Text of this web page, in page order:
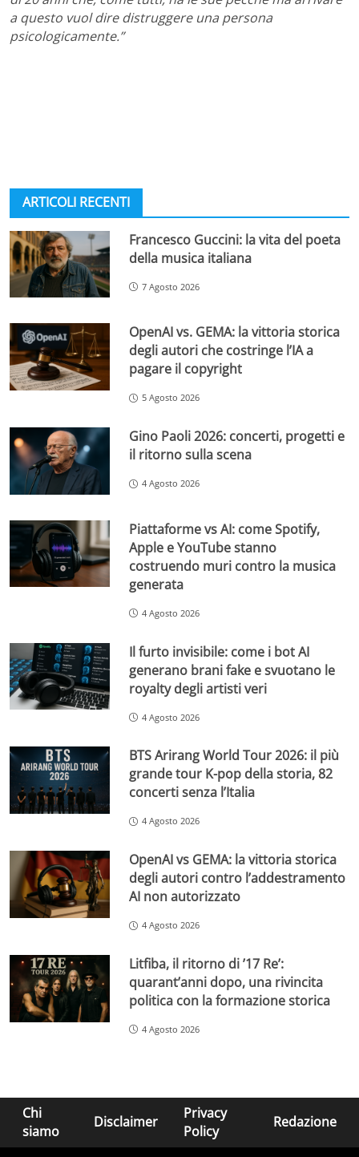
a questo vuol dire distruggere una persona
psicologicamente.”
ARTICOLI RECENTI
Francesco Guccini: la vita del poeta
della musica italiana
7 Agosto 2026
OpenAI vs. GEMA: la vittoria storica
degli autori che costringe l’IA a
pagare il copyright
5 Agosto 2026
Gino Paoli 2026: concerti, progetti e
il ritorno sulla scena
4 Agosto 2026
Piattaforme vs AI: come Spotify,
Apple e YouTube stanno
costruendo muri contro la musica
generata
4 Agosto 2026
Il furto invisibile: come i bot AI
generano brani fake e svuotano le
royalty degli artisti veri
4 Agosto 2026
BTS Arirang World Tour 2026: il più
grande tour K-pop della storia, 82
concerti senza l’Italia
4 Agosto 2026
OpenAI vs GEMA: la vittoria storica
degli autori contro l’addestramento
AI non autorizzato
4 Agosto 2026
Litfiba, il ritorno di ’17 Re’:
quarant’anni dopo, una rivincita
politica con la formazione storica
4 Agosto 2026
Chi
siamo
Disclaimer
Privacy
Policy
Redazione